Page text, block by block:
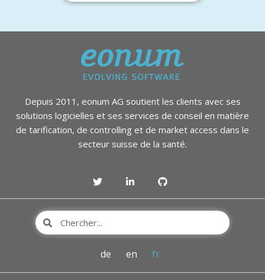
Depuis 2011, eonum AG soutient les clients avec ses
solutions logicielles et ses services de conseil en matière
de tarification, de controlling et de market access dans le
secteur suisse de la santé.
de en fr